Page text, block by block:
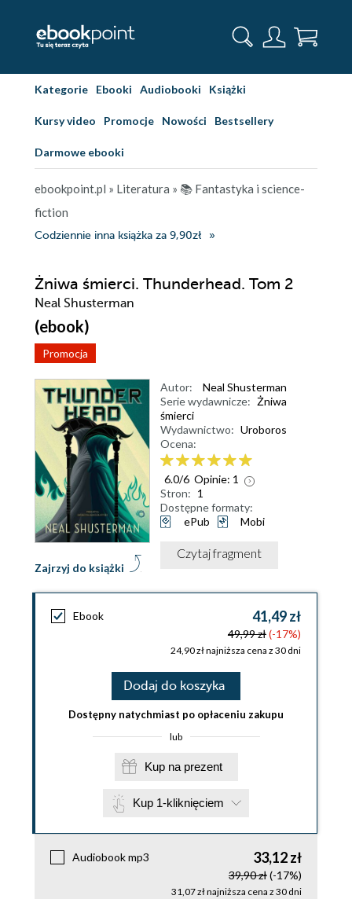
Kategorie Ebooki Audiobooki Książki
Kursy video Promocje Nowości Bestsellery
Darmowe ebooki
ebookpoint.pl » Literatura » 📚 Fantastyka i science-
fiction
Codziennie inna książka za 9,90zł
Żniwa śmierci. Thunderhead. Tom 2
Neal Shusterman
(ebook)
Promocja
Zajrzyj do książki
Autor:
Neal Shusterman
Serie wydawnicze: Żniwa
śmierci
Wydawnictwo: Uroboros
Ocena:
6.0/6 Opinie: 1
Stron: 1
Dostępne formaty:
ePub
Mobi
Czytaj fragment
Ebook 41,49 zł
49,99 zł(-17%)
24,90 zł najniższa cena z 30 dni
Dodaj do koszyka
Dostępny natychmiast po opłaceniu zakupu
lub
Kup na prezent
Kup 1-kliknięciem
Audiobook mp3 33,12 zł
39,90 zł(-17%)
31,07 zł najniższa cena z 30 dni